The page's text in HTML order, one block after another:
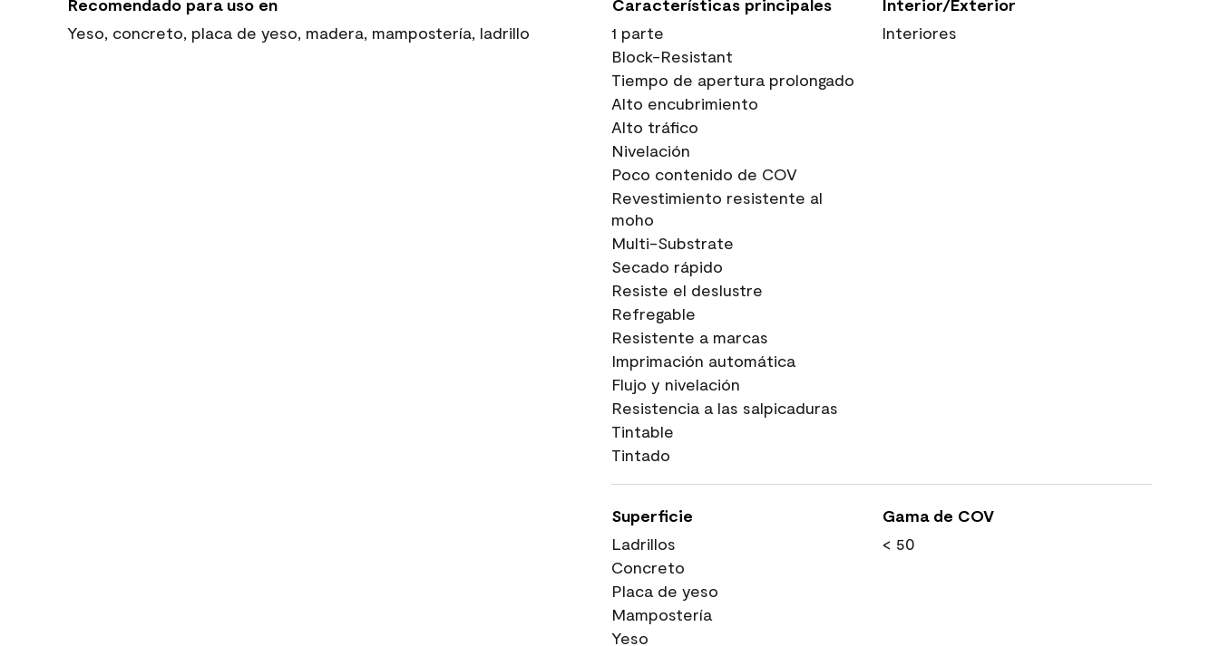
Recomendado para uso en
Yeso, concreto, placa de yeso, madera, mampostería, ladrillo
Características principales
1 parte
Block-Resistant
Tiempo de apertura prolongado
Alto encubrimiento
Alto tráfico
Nivelación
Poco contenido de COV
Revestimiento resistente al
moho
Multi-Substrate
Secado rápido
Resiste el deslustre
Refregable
Resistente a marcas
Imprimación automática
Flujo y nivelación
Resistencia a las salpicaduras
Tintable
Tintado
Interior/Exterior
Interiores
Superficie
Ladrillos
Concreto
Placa de yeso
Mampostería
Yeso
Gama de COV
< 50